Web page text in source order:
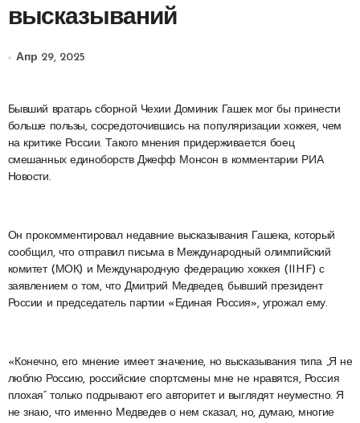
высказываний
Апр 29, 2025
Бывший вратарь сборной Чехии Доминик Гашек мог бы принести
больше пользы, сосредоточившись на популяризации хоккея, чем
на критике России. Такого мнения придерживается боец
смешанных единоборств Джефф Монсон в комментарии РИА
Новости.
Он прокомментировал недавние высказывания Гашека, который
сообщил, что отправил письма в Международный олимпийский
комитет (МОК) и Международную федерацию хоккея (IIHF) с
заявлением о том, что Дмитрий Медведев, бывший президент
России и председатель партии «Единая Россия», угрожал ему.
«Конечно, его мнение имеет значение, но высказывания типа „Я не
люблю Россию, российские спортсмены мне не нравятся, Россия
плохая“ только подрывают его авторитет и выглядят неуместно. Я
не знаю, что именно Медведев о нем сказал, но, думаю, многие